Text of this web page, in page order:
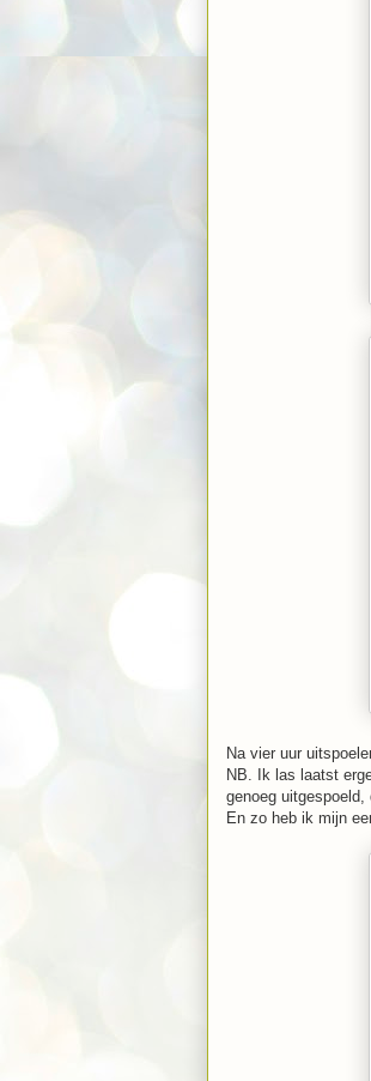
Na vier uur
NB. Ik las laatst
genoeg
En zo heb ik mijn